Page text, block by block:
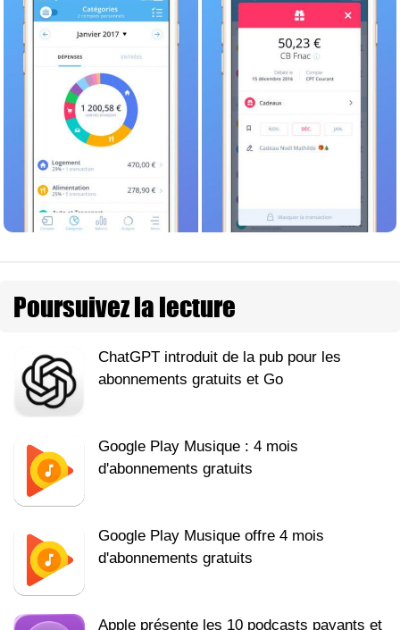
Poursuivez la lecture
ChatGPT introduit de la pub pour les
abonnements gratuits et Go
Google Play Musique : 4 mois
d'abonnements gratuits
Google Play Musique offre 4 mois
d'abonnements gratuits
Apple présente les 10 podcasts payants et